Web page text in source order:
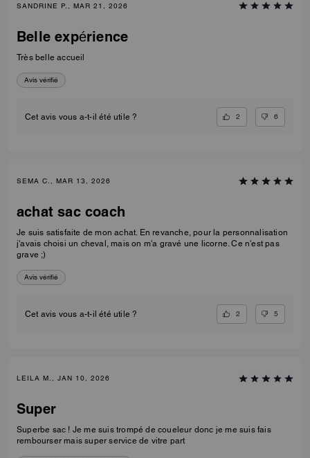
SANDRINE P., MAR 21, 2026
Belle expérience
Très belle accueil
Avis vérifié
Cet avis vous a-t-il été utile ? 2 6
SEMA C., MAR 13, 2026
achat sac coach
Je suis satisfaite de mon achat. En revanche, pour la personnalisation
j'avais choisi un cheval, mais on m'a gravé une licorne. Ce n'est pas
grave ;)
Avis vérifié
Cet avis vous a-t-il été utile ? 2 5
LEILA M., JAN 10, 2026
Super
Superbe sac ! Je me suis trompé de coueleur donc je me suis fais
rembourser mais super service de vitre part